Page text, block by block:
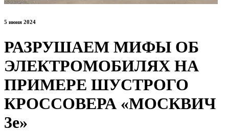
5 июня 2024
РАЗРУШАЕМ МИФЫ ОБ
ЭЛЕКТРОМОБИЛЯХ НА
ПРИМЕРЕ ШУСТРОГО
КРОССОВЕРА «МОСКВИЧ
3е»